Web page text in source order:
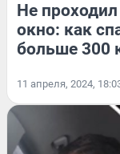
Не
окно: как
больше 300
11 апреля, 2024,